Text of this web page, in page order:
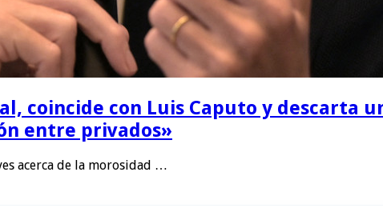
coincide con Luis Caputo y descarta
entre privados»
acerca de la morosidad …